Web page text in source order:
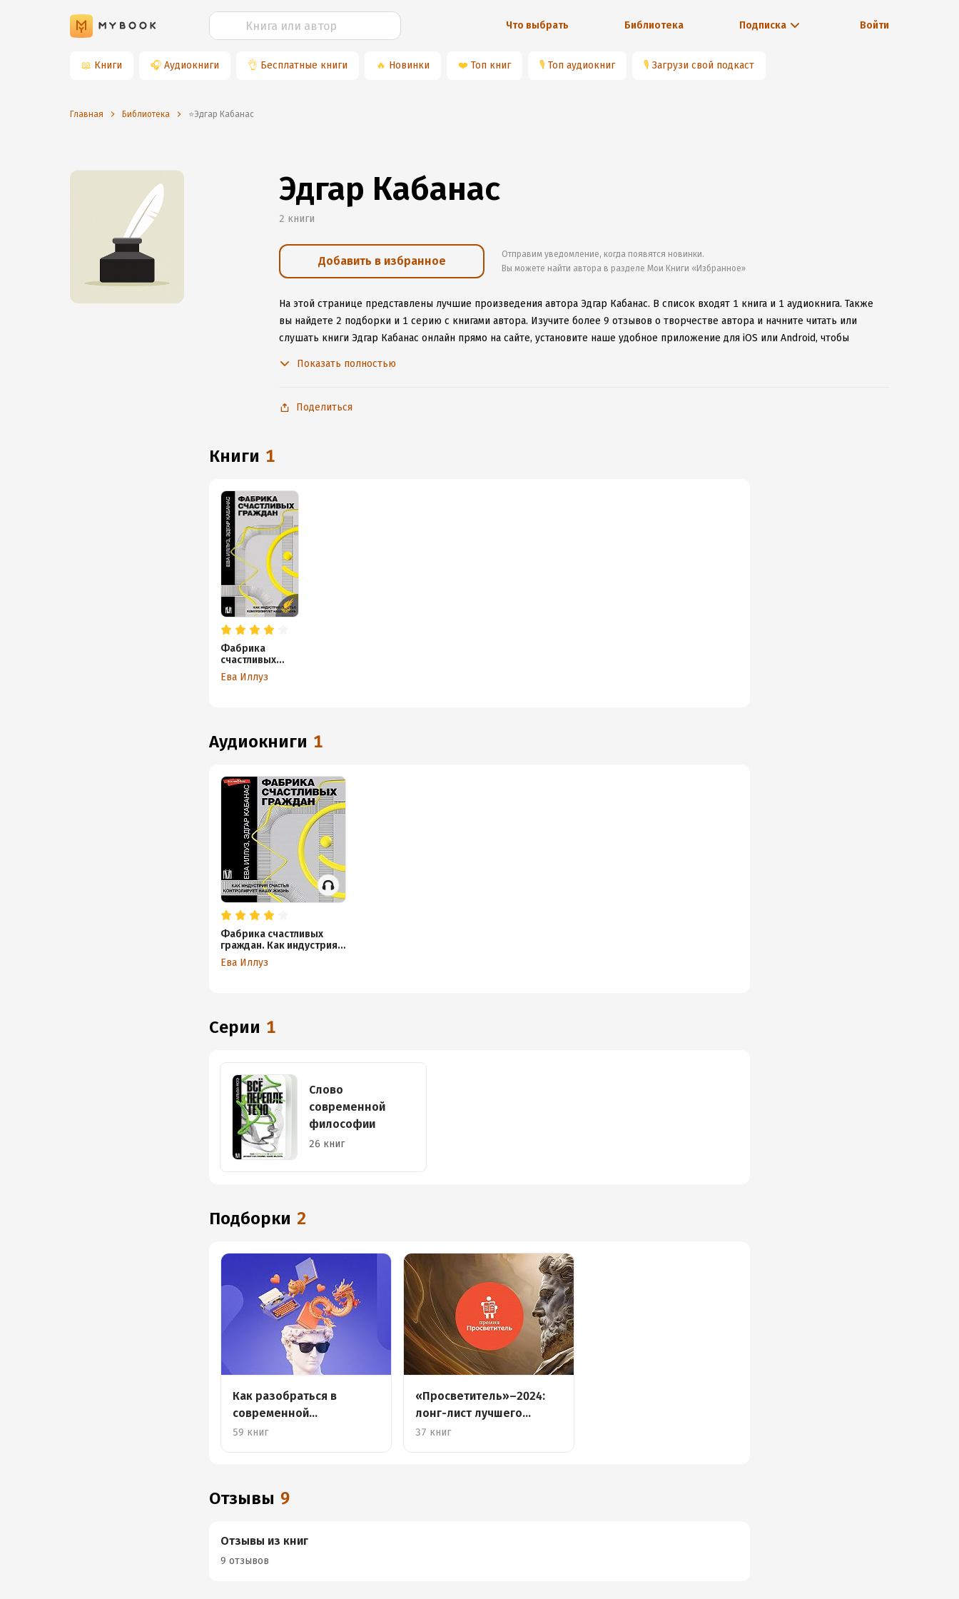
Что выбрать Библиотека Подписка Войти
📖 Книги 🎧 Аудиокниги 👌 Бесплатные книги 🔥 Новинки ❤️ Топ книг 🎙 Топ аудиокниг 🎙 Загрузи свой подкаст
Главная Библиотека ⭐️Эдгар Кабанас
Эдгар Кабанас
2 книги
Добавить в избранное
Отправим уведомление, когда появятся новинки.
Вы можете найти автора в разделе Мои Книги «Избранное»
На этой странице представлены лучшие произведения автора Эдгар Кабанас. В список входят 1 книга и 1 аудиокнига. Также
вы найдете 2 подборки и 1 серию с книгами автора. Изучите более 9 отзывов о творчестве автора и начните читать или
слушать книги Эдгар Кабанас онлайн прямо на сайте, установите наше удобное приложение для iOS или Android, чтобы
Показать полностью
Поделиться
книги 1
Фабрика
счастливых
граждан. Как
индустрия
Ева Иллуз
аудиокниги 1
Фабрика счастливых
граждан. Как индустрия
счастья контролирует
нашу жизнь
Ева Иллуз
Серии 1
Слово
современной
философии
26 книг
Подборки 2
Как разобраться в
современной
литературе?
59 книг
«Просветитель»–2024:
лонг-лист лучшего
научпопа
37 книг
Отзывы 9
Отзывы из книг
9 отзывов